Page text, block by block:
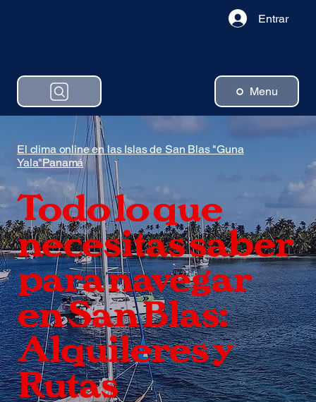
Menu
Entrar
El clima online en las Islas de San Blas "Guna
Yala"Panamá
Todo lo que
necesitas saber
para navegar
en San Blas:
Alquileres y
Rutas